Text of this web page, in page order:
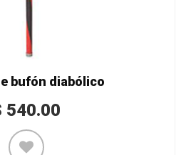
bufón diabólico
540.00